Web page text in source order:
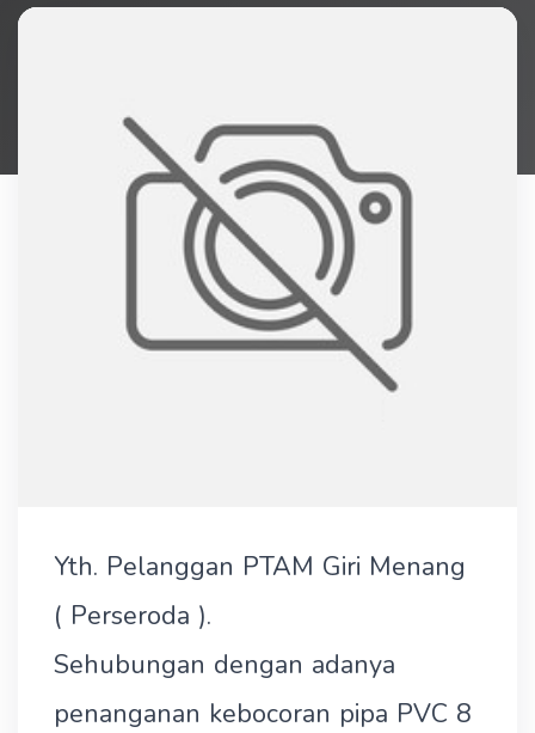
Yth. Pelanggan PTAM Giri Menang
( Perseroda ).
Sehubungan dengan adanya
penanganan kebocoran pipa PVC 8